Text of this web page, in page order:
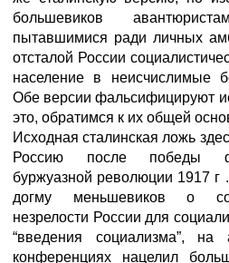
большевиков
пытавшимися ради личных
отсталой России
население в неисчислимые
Обе версии фальсифицируют
это, обратимся к их общей
Исходная сталинская ложь
Россию после победы
буржуазной революции 1917 г
догму меньшевиков о
незрелости России для
“введения социализма”, на
конференциях нацелил